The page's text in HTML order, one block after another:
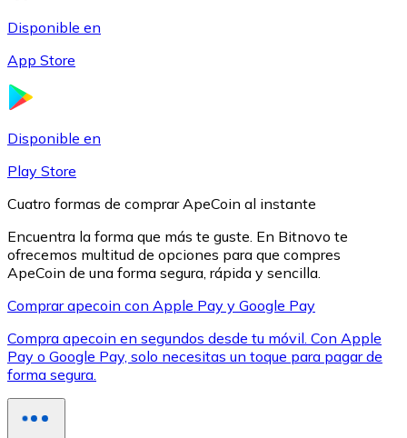
XRP
XRP
Disponible en
App Store
Disponible en
Play Store
Cuatro formas de comprar ApeCoin al instante
Encuentra la forma que más te guste. En Bitnovo te
ofrecemos multitud de opciones para que compres
ApeCoin de una forma segura, rápida y sencilla.
Comprar apecoin con Apple Pay y Google Pay
Compra apecoin en segundos desde tu móvil. Con Apple
Pay o Google Pay, solo necesitas un toque para pagar de
forma segura.